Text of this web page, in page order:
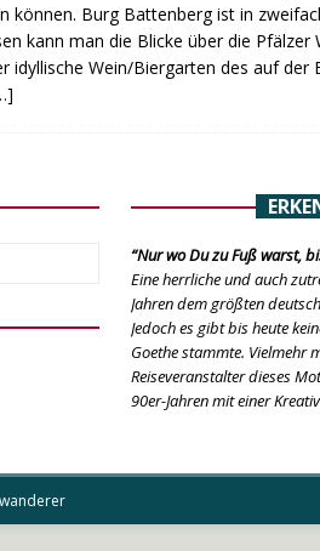
können. Burg Battenberg ist in
kann man die Blicke über die Pfälzer
idyllische Wein/Biergarten des auf der
“Nur wo Du zu Fuß warst,
Eine herrliche und auch
Jahren dem größten
Jedoch es gibt bis heute
Goethe stammte. Vielmehr
Reiseveranstalter dieses
90er-Jahren mit einer